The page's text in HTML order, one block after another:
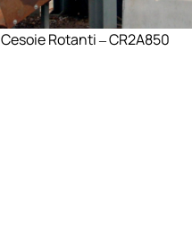
Cesoie Rotanti – CR2A850